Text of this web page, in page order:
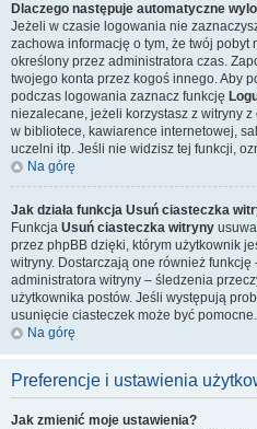
Dlaczego następuje automatyczne
Jeżeli w czasie logowania nie
zachowa informację o tym, że twój pobyt
określony przez administratora czas.
twojego konta przez kogoś innego. Aby
podczas logowania zaznacz funkcję
niezalecane, jeżeli korzystasz z witryny
w bibliotece, kawiarence internetowej,
uczelni itp. Jeśli nie widzisz tej funkcji,
Na górę
Jak działa funkcja Usuń ciasteczka
Funkcja Usuń ciasteczka witryny
przez phpBB dzięki, którym użytkownik
witryny. Dostarczają one również funkcję
administratora witryny – śledzenia
użytkownika postów. Jeśli występują
usunięcie ciasteczek może być pomocne.
Na górę
Preferencje i ustawienia
Jak zmienić moje ustawienia?